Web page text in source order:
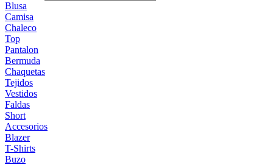
Blusa
Camisa
Chaleco
Top
Pantalon
Bermuda
Chaquetas
Tejidos
Vestidos
Faldas
Short
Accesorios
Blazer
T-Shirts
Buzo